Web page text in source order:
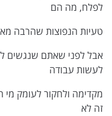
לפלח, מה הם
טעיות הנפוצות שהרבה
אבל לפני שאתם שנגשים
לעשות עבודה
מקדימה ולחקור לעומק מי
זה לא